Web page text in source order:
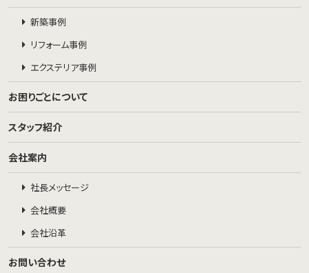
新築事例
リフォーム事例
エクステリア事例
お困りごとについて
スタッフ紹介
会社案内
社長メッセージ
会社概要
会社沿革
お問い合わせ